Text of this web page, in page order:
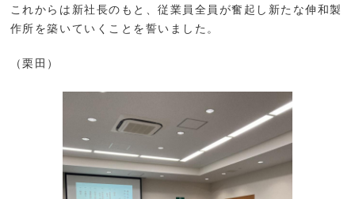
これからは新社長のもと、従業員全員が奮起し新たな伸和製
作所を築いていくことを誓いました。
（栗田）